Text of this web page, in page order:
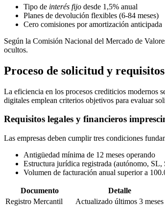
Tipo de interés fijo desde 1,5% anual
Planes de devolución flexibles (6-84 meses)
Cero comisiones por amortización anticipada
Según la Comisión Nacional del Mercado de
ocultos.
Proceso de solicitud y
La eficiencia en los procesos crediticios modernos
digitales emplean criterios objetivos para evaluar
Requisitos legales y financieros
Las empresas deben cumplir tres condiciones
Antigüedad mínima de 12 meses operando
Estructura jurídica registrada (autónomo, SL,
Volumen de facturación anual superior a
Documento Detalle
Registro Mercantil
Actualizado últimos 3 meses